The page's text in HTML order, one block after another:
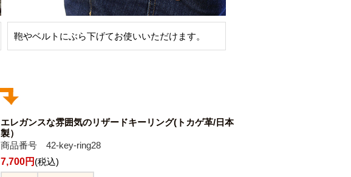
鞄やベルトにぶら下げてお使いいただけます。
エレガンスな雰囲気のリザードキーリング(トカゲ革/日本
製）
商品番号 42-key-ring28
7,700円 (税込)